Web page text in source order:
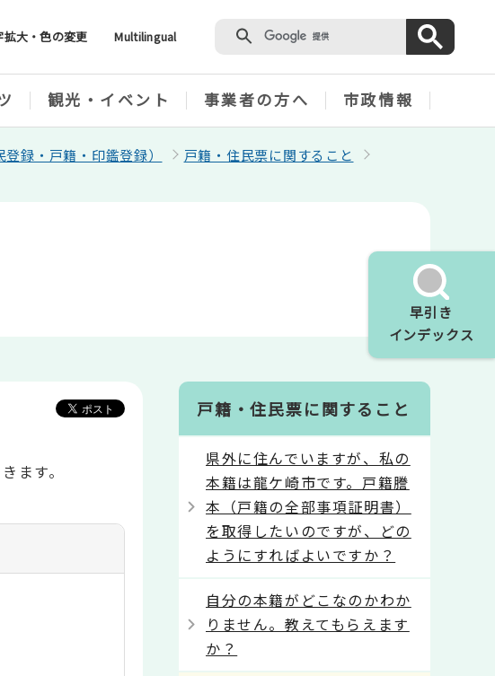
大・色の変更 Multilingual
早引き
インデックス
観光・イベント 事業者の方へ 市政情報
録・戸籍・印鑑登録）
戸籍・住民票に関すること
ます。
戸籍・住民票に関すること
県外に住んでいますが、私の
本籍は龍ケ崎市です。戸籍謄
本（戸籍の全部事項証明書）
を取得したいのですが、どの
ようにすればよいですか？
自分の本籍がどこなのかわか
りません。教えてもらえます
か？